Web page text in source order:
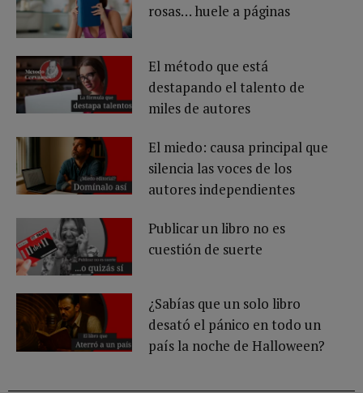
rosas… huele a páginas
El método que está
destapando el talento de
miles de autores
El miedo: causa principal que
silencia las voces de los
autores independientes
Publicar un libro no es
cuestión de suerte
¿Sabías que un solo libro
desató el pánico en todo un
país la noche de Halloween?